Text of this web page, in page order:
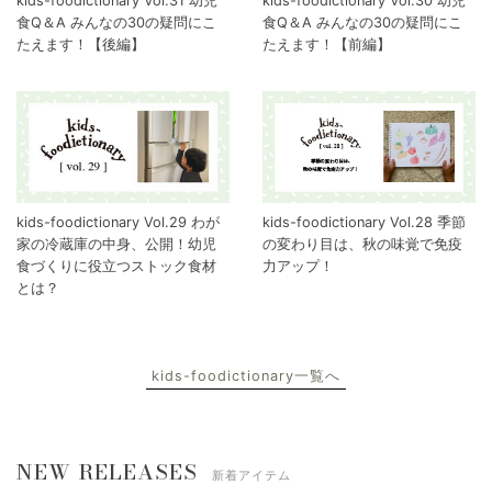
食Q＆A みんなの30の疑問にこ
たえます！【後編】
食Q＆A みんなの30の疑問にこ
たえます！【前編】
kids-foodictionary Vol.29 わが
家の冷蔵庫の中身、公開！幼児
食づくりに役立つストック食材
とは？
kids-foodictionary Vol.28 季節
の変わり目は、秋の味覚で免疫
力アップ！
kids-foodictionary一覧へ
NEW RELEASES 新着アイテム